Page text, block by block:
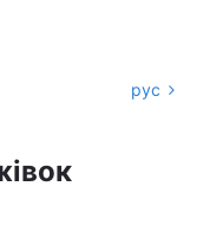
рус